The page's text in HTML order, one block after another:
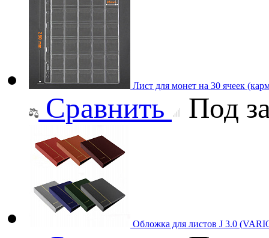
Лист для монет на 30 ячеек
Сравнить Под
Обложка для листов J 3.0